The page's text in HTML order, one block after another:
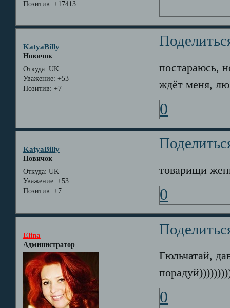
Позитив: +17413
KatyaBilly
Новичок
Откуда: UK
Уважение: +53
Позитив: +7
постараюсь,
ждёт меня,
0
KatyaBilly
Новичок
Откуда: UK
Уважение: +53
Позитив: +7
товарищи
0
Elina
Администратор
Гюльчатай,
0